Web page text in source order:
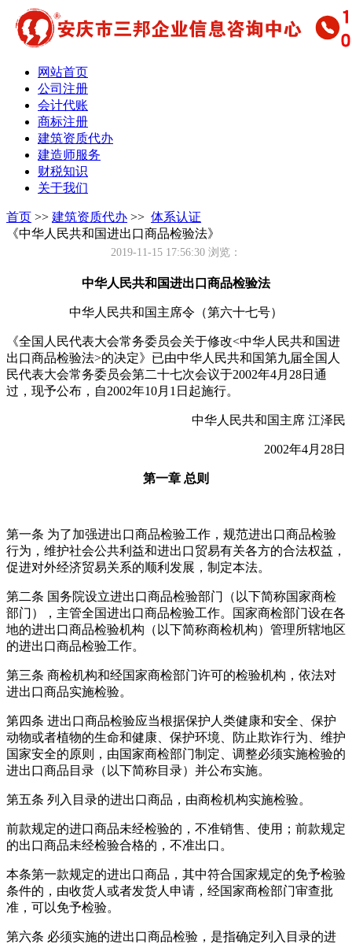
网站首页
公司注册
会计代账
商标注册
建筑资质代办
建造师服务
财税知识
关于我们
首页 >> 建筑资质代办 >> 体系认证
《中华人民共和国进出口商品检验法》
2019-11-15 17:56:30 浏览：
中华人民共和国进出口商品检验法
中华人民共和国主席令（第六十七号）
《全国人民代表大会常务委员会关于修改<中华人民共和国进
出口商品检验法>的决定》已由中华人民共和国第九届全国人
民代表大会常务委员会第二十七次会议于2002年4月28日通
过，现予公布，自2002年10月1日起施行。
中华人民共和国主席 江泽民
2002年4月28日
第一章 总则
第一条 为了加强进出口商品检验工作，规范进出口商品检验
行为，维护社会公共利益和进出口贸易有关各方的合法权益，
促进对外经济贸易关系的顺利发展，制定本法。
第二条 国务院设立进出口商品检验部门（以下简称国家商检
部门），主管全国进出口商品检验工作。国家商检部门设在各
地的进出口商品检验机构（以下简称商检机构）管理所辖地区
的进出口商品检验工作。
第三条 商检机构和经国家商检部门许可的检验机构，依法对
进出口商品实施检验。
第四条 进出口商品检验应当根据保护人类健康和安全、保护
动物或者植物的生命和健康、保护环境、防止欺诈行为、维护
国家安全的原则，由国家商检部门制定、调整必须实施检验的
进出口商品目录（以下简称目录）并公布实施。
第五条 列入目录的进出口商品，由商检机构实施检验。
前款规定的进口商品未经检验的，不准销售、使用；前款规定
的出口商品未经检验合格的，不准出口。
本条第一款规定的进出口商品，其中符合国家规定的免予检验
条件的，由收货人或者发货人申请，经国家商检部门审查批
准，可以免予检验。
第六条 必须实施的进出口商品检验，是指确定列入目录的进